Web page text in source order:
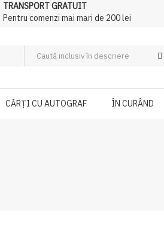
TRANSPORT GRATUIT
Pentru comenzi mai mari de 200 lei
CĂRȚI CU AUTOGRAF ÎN CURÂND